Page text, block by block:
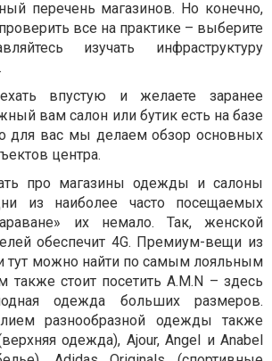
перечень магазинов. Но конечно,
все на практике – выберите
изучать инфраструктуру
впустую и желаете заранее
вам салон или бутик есть на базе
для вас мы делаем обзор основных
центра.
про магазины одежды и салоны
из наиболее часто посещаемых
их немало. Так, женской
обеспечит 4G. Премиум-вещи из
тут можно найти по самым лояльным
стоит посетить A.M.N – здесь
одежда больших размеров.
разнообразной одежды также
одежда), Ajour, Angel и Anabel